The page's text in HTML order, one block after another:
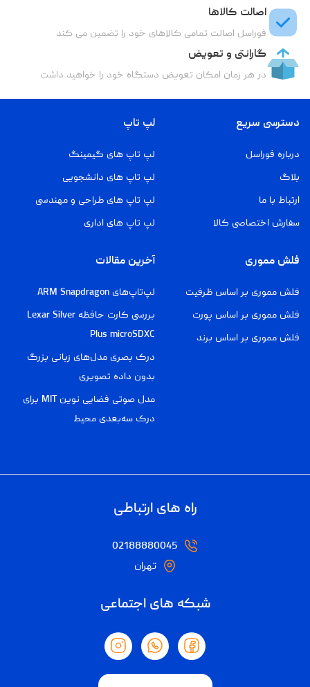
اصالت کالاها
فوراسل اصالت تمامی کالاهای خود را تضمین می کند
گارانتی و تعویض
در هر زمان امکان تعویض دستگاه خود را خواهید داشت
دسترسی سریع
درباره فوراسل
بلاگ
ارتباط با ما
سفارش اختصاصی کالا
لپ تاپ
لپ تاپ های گیمینگ
لپ تاپ های دانشجویی
لپ تاپ های طراحی و مهندسی
لپ تاپ های اداری
فلش مموری
فلش مموری بر اساس ظرفیت
فلش مموری بر اساس پورت
فلش مموری بر اساس برند
آخرین مقالات
لپ‌تاپ‌های ARM Snapdragon
بررسی کارت حافظه Lexar Silver
Plus microSDXC
درک بصری مدل‌های زبانی بزرگ
بدون داده تصویری
مدل صوتی فضایی نوین MIT برای
درک سه‌بعدی محیط
راه های ارتباطی
02188880045
تهران
شبکه های اجتماعی